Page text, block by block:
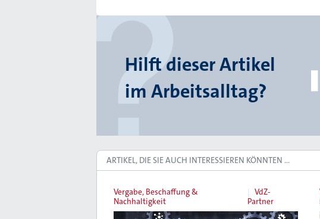
Hilft dieser Artikel
im Arbeitsalltag?
ARTIKEL, DIE SIE AUCH INTERESSIEREN KÖNNTEN …
Vergabe, Beschaffung &
Nachhaltigkeit
VdZ-
Partner